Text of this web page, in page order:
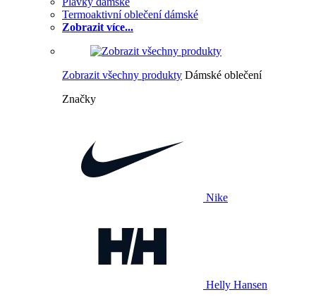
Termoaktivní oblečení dámské
Zobrazit více...
Zobrazit všechny produkty Dámské oblečení
Značky
Nike
Helly Hansen